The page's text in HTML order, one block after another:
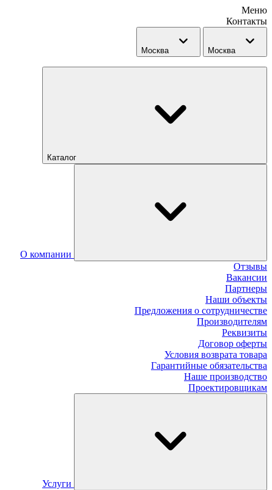
Меню
Контакты
Москва Москва
Каталог
О компании
Отзывы
Вакансии
Партнеры
Наши объекты
Предложения о сотрудничестве
Производителям
Реквизиты
Договор оферты
Условия возврата товара
Гарантийные обязательства
Наше производство
Проектировщикам
Услуги